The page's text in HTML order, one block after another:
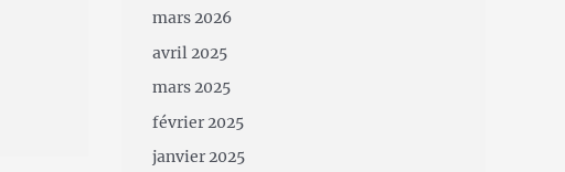
mars 2026
avril 2025
mars 2025
février 2025
janvier 2025